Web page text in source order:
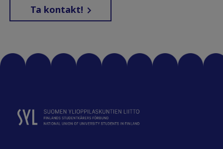
Ta kontakt!